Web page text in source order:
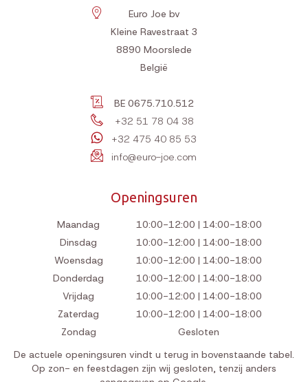
Euro Joe bv
Kleine Ravestraat 3
8890 Moorslede
België
BE 0675.710.512
+32 51 78 04 38
+32 475 40 85 53
info@euro-joe.com
Openingsuren
Maandag
10:00-12:00 | 14:00-18:00
Dinsdag
10:00-12:00 | 14:00-18:00
Woensdag
10:00-12:00 | 14:00-18:00
Donderdag
10:00-12:00 | 14:00-18:00
Vrijdag
10:00-12:00 | 14:00-18:00
Zaterdag
10:00-12:00 | 14:00-18:00
Zondag
Gesloten
De actuele openingsuren vindt u terug in bovenstaande tabel.
Op zon- en feestdagen zijn wij gesloten, tenzij anders